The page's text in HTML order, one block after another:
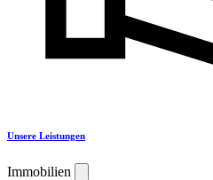
Unsere Leistungen
Immobilien